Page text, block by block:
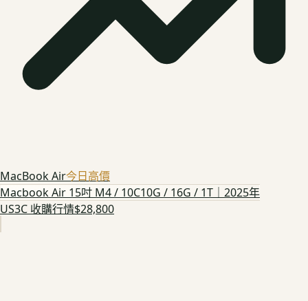
MacBook Air今日高價
Macbook Air 15吋 M4 / 10C10G / 16G / 1T｜2025年
US3C 收購行情$28,800